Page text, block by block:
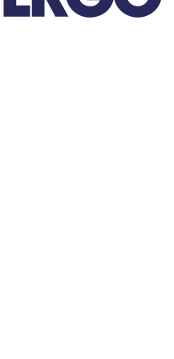
allergique. Le
pour la peau. Leur
sain, sûr et
cutané
de la peau.